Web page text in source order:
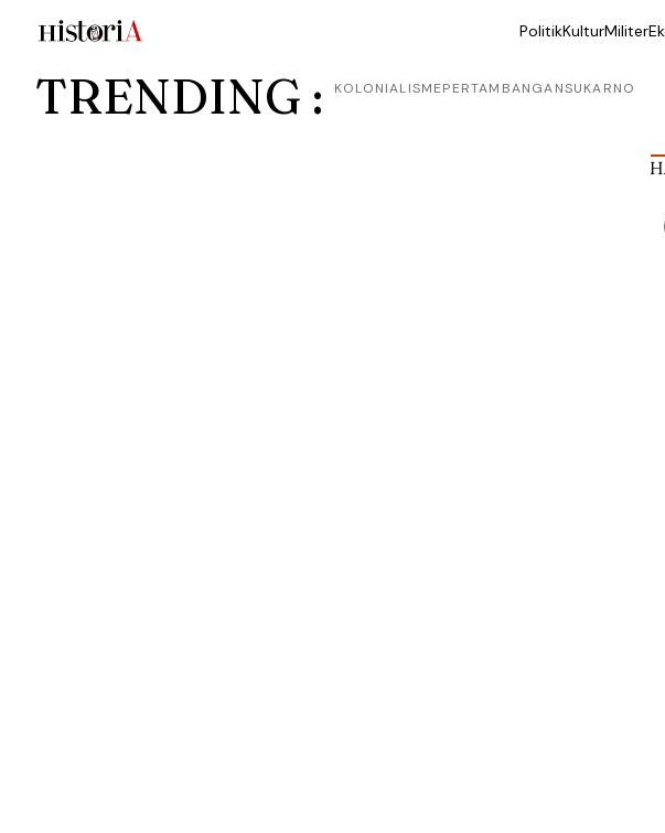
PolitikKulturMiliter
TRENDING : KOLONIALISMEPERTAMBANGANSUKARNO